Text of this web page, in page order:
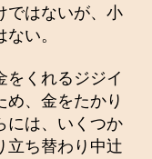
ではないが、小
い。
をくれるジジイ
め、金をたかり
には、いくつか
立ち替わり中辻